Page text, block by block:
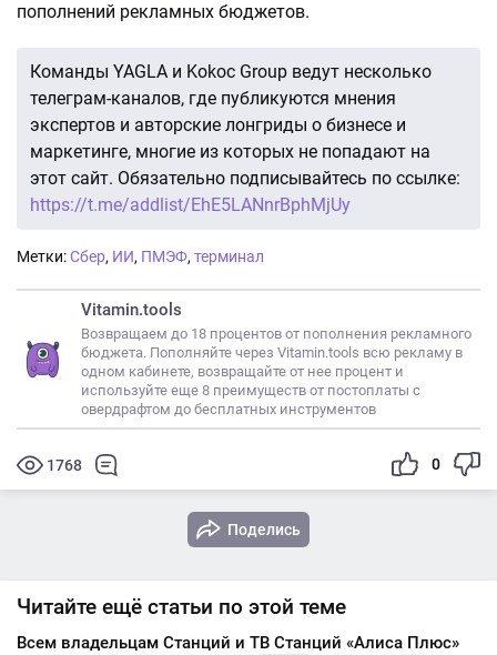
пополнений рекламных бюджетов.
Команды YAGLA и Kokoc Group ведут несколько
телеграм-каналов, где публикуются мнения
экспертов и авторские лонгриды о бизнесе и
маркетинге, многие из которых не попадают на
этот сайт. Обязательно подписывайтесь по ссылке:
https://t.me/addlist/EhE5LANnrBphMjUy
Метки:Сбер, ИИ, ПМЭФ, терминал
Vitamin.tools
Возвращаем до 18 процентов от пополнения рекламного
бюджета. Пополняйте через Vitamin.tools всю рекламу в
одном кабинете, возвращайте от нее процент и
используйте еще 8 преимуществ от постоплаты с
овердрафтом до бесплатных инструментов
1768 0
Поделись
Читайте ещё статьи по этой теме
Всем владельцам Станций и ТВ Станций «Алиса Плюс»